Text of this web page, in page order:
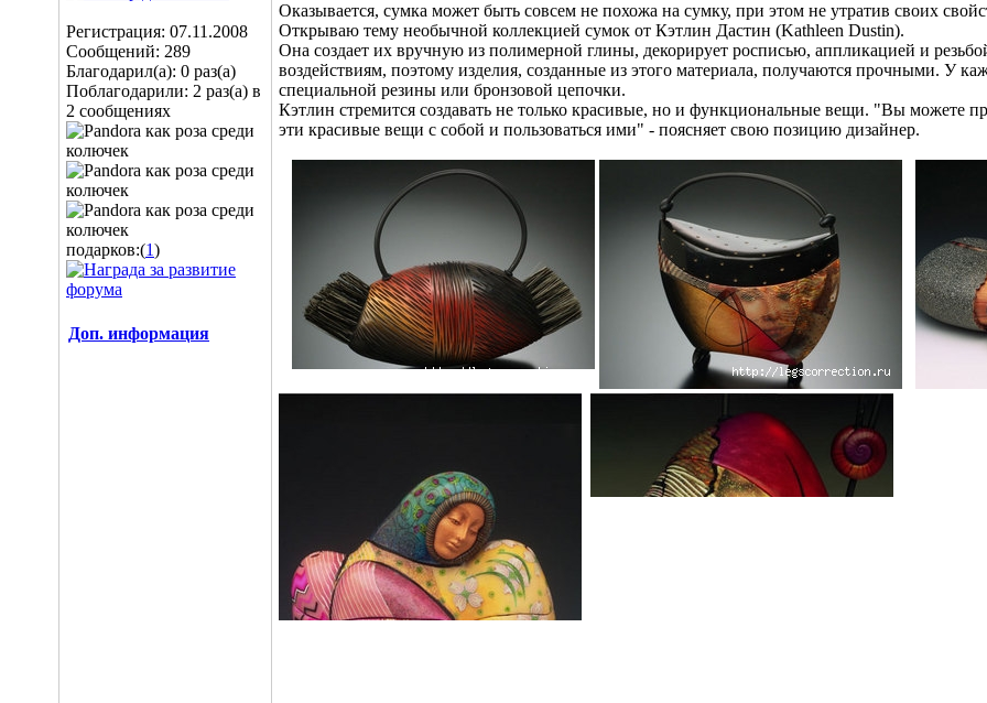
Регистрация: 07.11.2008
Сообщений: 289
Благодарил(а): 0 раз(а)
Поблагодарили: 2 раз(а) в
2 сообщениях
подарков:(1)
Доп. информация
Оказывается, сумка может быть совсем не похожа на сумку, при этом не утратив своих
Открываю тему необычной коллекцией сумок от Кэтлин Дастин (Kathleen Dustin).
Она создает их вручную из полимерной глины, декорирует росписью, аппликацией и
воздействиям, поэтому изделия, созданные из этого материала, получаются прочными. У
специальной резины или бронзовой цепочки.
Кэтлин стремится создавать не только красивые, но и функциональные вещи. "Вы можете
эти красивые вещи с собой и пользоваться ими" - поясняет свою позицию дизайнер.